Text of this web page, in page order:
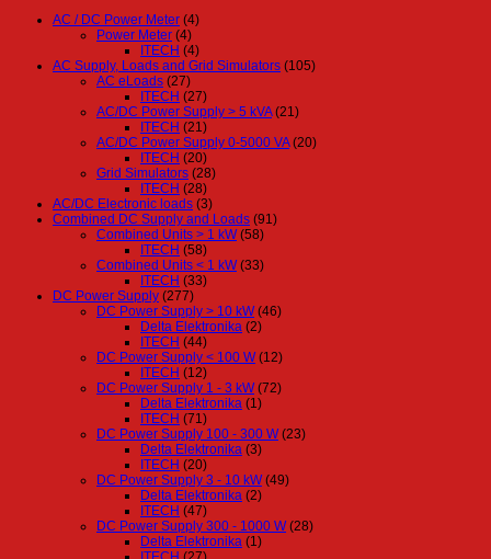
AC / DC Power Meter (4)
Power Meter (4)
ITECH (4)
AC Supply, Loads and Grid Simulators (105)
AC eLoads (27)
ITECH (27)
AC/DC Power Supply > 5 kVA (21)
ITECH (21)
AC/DC Power Supply 0-5000 VA (20)
ITECH (20)
Grid Simulators (28)
ITECH (28)
AC/DC Electronic loads (3)
Combined DC Supply and Loads (91)
Combined Units > 1 kW (58)
ITECH (58)
Combined Units < 1 kW (33)
ITECH (33)
DC Power Supply (277)
DC Power Supply > 10 kW (46)
Delta Elektronika (2)
ITECH (44)
DC Power Supply < 100 W (12)
ITECH (12)
DC Power Supply 1 - 3 kW (72)
Delta Elektronika (1)
ITECH (71)
DC Power Supply 100 - 300 W (23)
Delta Elektronika (3)
ITECH (20)
DC Power Supply 3 - 10 kW (49)
Delta Elektronika (2)
ITECH (47)
DC Power Supply 300 - 1000 W (28)
Delta Elektronika (1)